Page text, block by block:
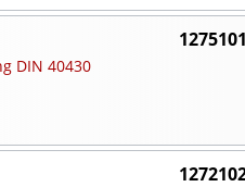
DIN 40430
1275101